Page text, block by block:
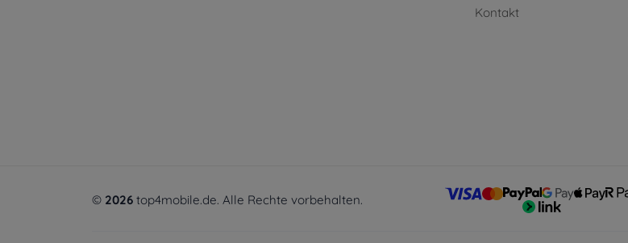
Kontakt
© 2026 top4mobile.de. Alle Rechte vorbehalten.